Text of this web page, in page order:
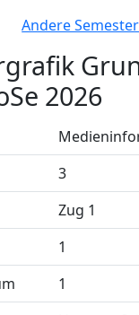
Andere Semester
2026
3
Zug 1
1
1